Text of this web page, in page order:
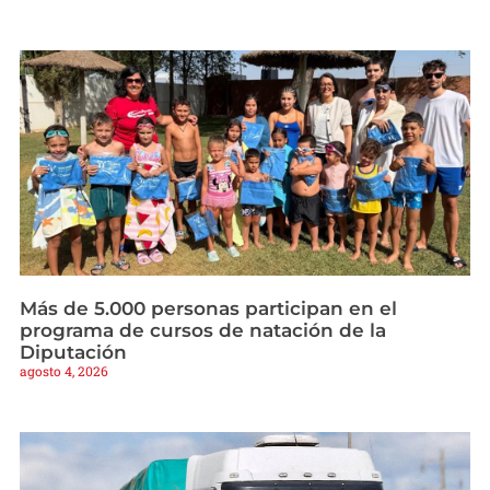
Más de 5.000 personas participan en el
programa de cursos de natación de la
Diputación
agosto 4, 2026